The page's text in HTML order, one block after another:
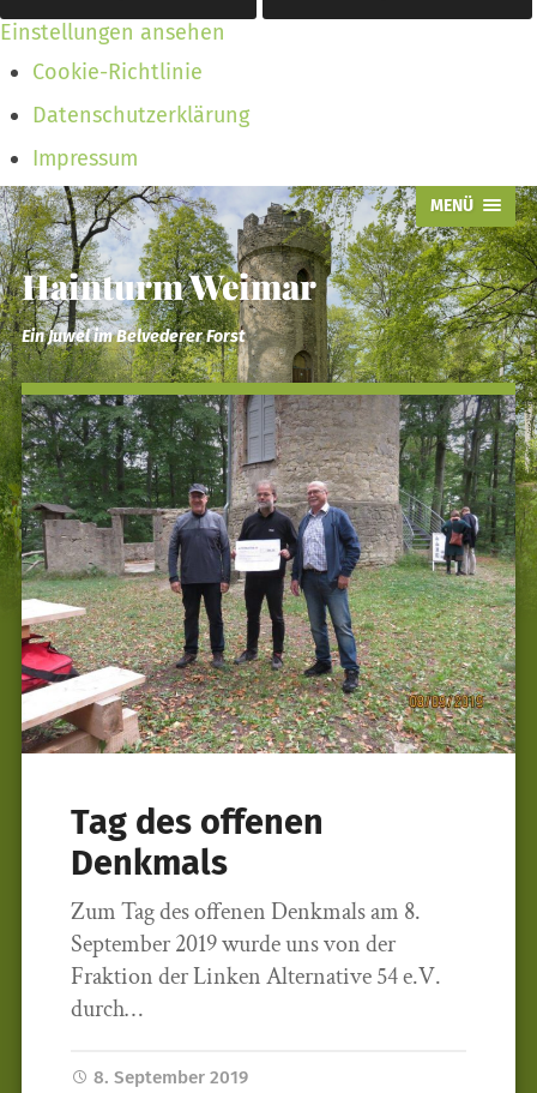
Einstellungen ansehen
Cookie-Richtlinie
Datenschutzerklärung
Impressum
MENÜ
Hainturm Weimar
Ein Juwel im Belvederer Forst
Tag des offenen
Denkmals
Zum Tag des offenen Denkmals am 8.
September 2019 wurde uns von der
Fraktion der Linken Alternative 54 e.V.
durch…
8. September 2019